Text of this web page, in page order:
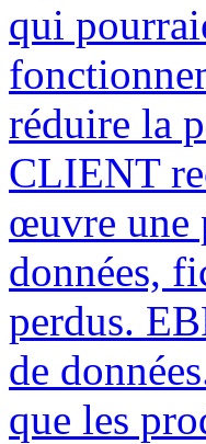
qui
réduire la
CLIENT
œuvre une
données,
perdus.
de
que les